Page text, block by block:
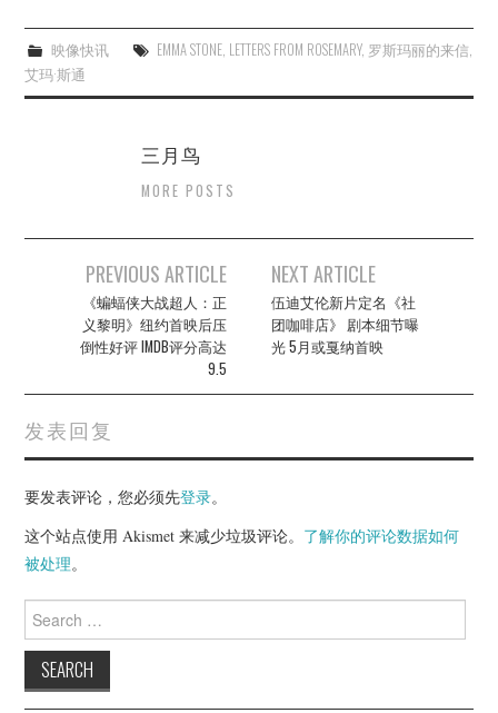
映像快讯 EMMA STONE, LETTERS FROM ROSEMARY, 罗斯玛丽的来信,
艾玛·斯通
三月鸟
MORE POSTS
navigation
PREVIOUS ARTICLE
《蝙蝠侠大战超人：正
义黎明》纽约首映后压
倒性好评 IMDB评分高达
9.5
NEXT ARTICLE
伍迪艾伦新片定名《社
团咖啡店》 剧本细节曝
光 5月或戛纳首映
发表回复
要发表评论，您必须先登录。
这个站点使用 Akismet 来减少垃圾评论。 了解你的评论数据如何
被处理。
Search
for: